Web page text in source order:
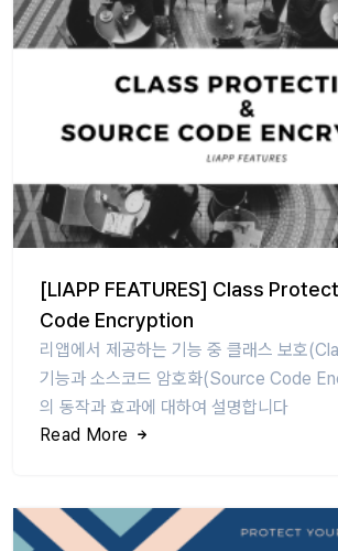
[LIAPP FEATURES] Class
Code Encryption
리앱에서 제공하는 기능 중 클래스 보호
기능과 소스코드 암호화(Source Code
의 동작과 효과에 대하여 설명합니다
Read More